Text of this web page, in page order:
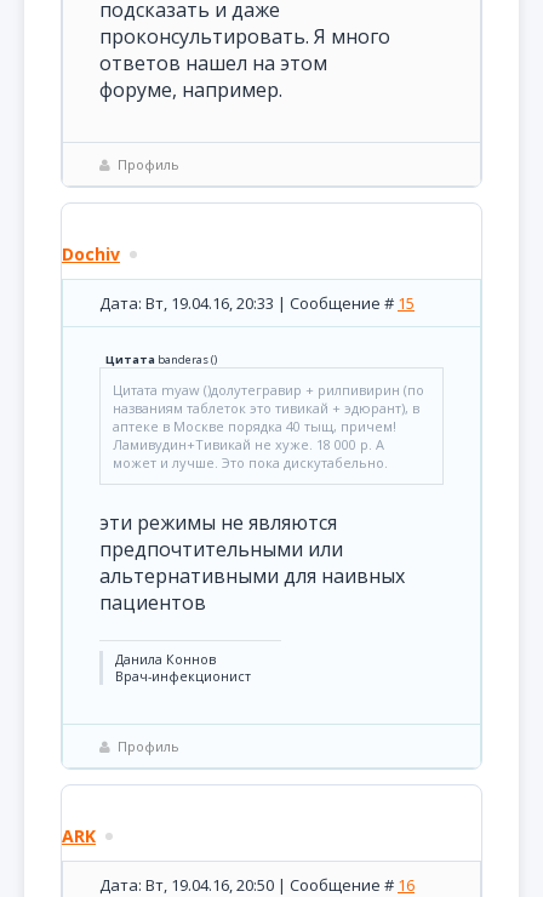
подсказать и даже
проконсультировать. Я много
ответов нашел на этом
форуме, например.
Профиль
Dochiv
Дата: Вт, 19.04.16, 20:33 | Сообщение # 15
Цитата banderas()
Цитата myaw ()долутегравир + рилпивирин (по
названиям таблеток это тивикай + эдюрант), в
аптеке в Москве порядка 40 тыщ, причем!
Ламивудин+Тивикай не хуже. 18 000 р. А
может и лучше. Это пока дискутабельно.
эти режимы не являются
предпочтительными или
альтернативными для наивных
пациентов
Данила Коннов
Врач-инфекционист
Профиль
ARK
Дата: Вт, 19.04.16, 20:50 | Сообщение # 16